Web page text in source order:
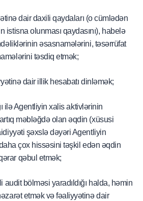
dair daxili qaydaları (o cümlədən
istisna olunması qaydasını), habelə
əsasnamələrini, təsərrüfat
təsdiq etmək;
dair illik hesabatı dinləmək;
ilə Agentliyin xalis aktivlərinin
məbləğdə olan əqdin (xüsusi
şəxslə dəyəri Agentliyin
çox hissəsini təşkil edən əqdin
qəbul etmək;
bölməsi yaradıldığı halda, həmin
etmək və fəaliyyətinə dair